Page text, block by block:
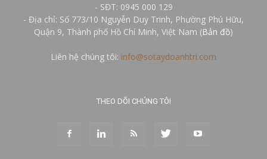
- SĐT: 0945 000 129
- Địa chỉ: Số 773/10 Nguyễn Duy Trinh, Phường Phú Hữu,
Quận 9, Thành phố Hồ Chí Minh, Việt Nam (Bản đồ)
Liên hệ chúng tôi: info@sotaydoanhtri.com
THEO DÕI CHÚNG TÔI